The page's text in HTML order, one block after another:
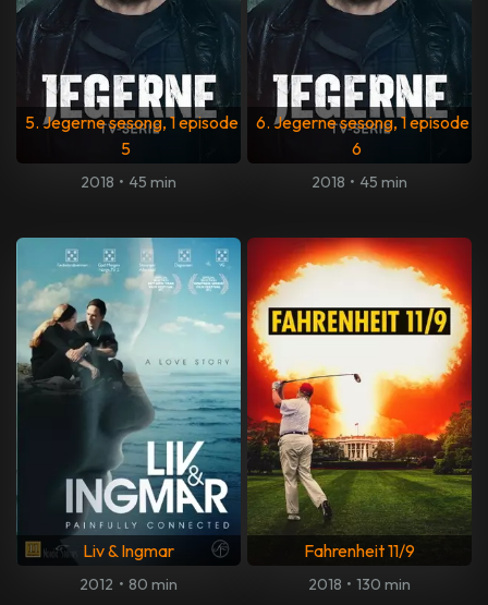
5. Jegerne sesong, 1 episode
5
2018 • 45 min
6. Jegerne sesong, 1 episode
6
2018 • 45 min
Liv & Ingmar
2012 • 80 min
Fahrenheit 11/9
2018 • 130 min